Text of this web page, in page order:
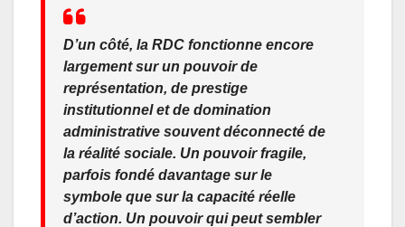
D’un côté, la RDC fonctionne encore
largement sur un pouvoir de
représentation, de prestige
institutionnel et de domination
administrative souvent déconnecté de
la réalité sociale. Un pouvoir fragile,
parfois fondé davantage sur le
symbole que sur la capacité réelle
d’action. Un pouvoir qui peut sembler